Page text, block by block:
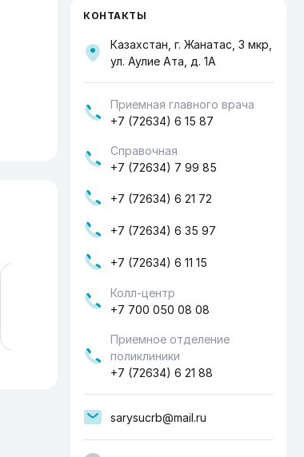
Министерство здравоохранения
Казахстан
КОНТАКТЫ
Казахстан, г. Жанатас, 3 мкр,
ул. Аулие Ата, д. 1А
Приемная главного врача
+7 (72634) 6 15 87
Справочная
+7 (72634) 7 99 85
+7 (72634) 6 21 72
+7 (72634) 6 35 97
+7 (72634) 6 11 15
Колл-центр
+7 700 050 08 08
Приемное отделение
поликлиники
+7 (72634) 6 21 88
sarysucrb@mail.ru